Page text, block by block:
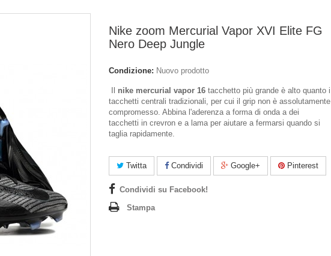
Nike zoom Mercurial Vapor XVI Elite FG
Nero Deep Jungle
Condizione: Nuovo prodotto
nike mercurial vapor 16 tacchetto più grande è alto quanto i
tacchetti centrali tradizionali, per cui il grip non è assolutamente
compromesso. Abbina l'aderenza a forma di onda a dei
tacchetti in crevron e a lama per aiutare a fermarsi quando si
taglia rapidamente.
Twitta Condividi Google+ Pinterest
Condividi su Facebook!
Stampa